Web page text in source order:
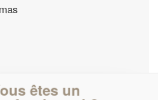
êtes un